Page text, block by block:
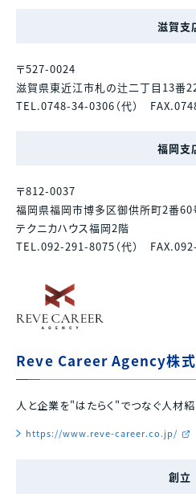
滋賀支
〒527-0024
滋賀県東近江市札の辻二丁目13番
TEL.0748-34-0306（代）
福岡支
〒812-0037
福岡県福岡市博多区御供所町2番60
テクニカハウス福岡2階
TEL.092-291-8075（代）
Reve Career Agency株
人と企業を"はたらく"でつなぐ人材
https://www.reve-career.co.jp/
創立